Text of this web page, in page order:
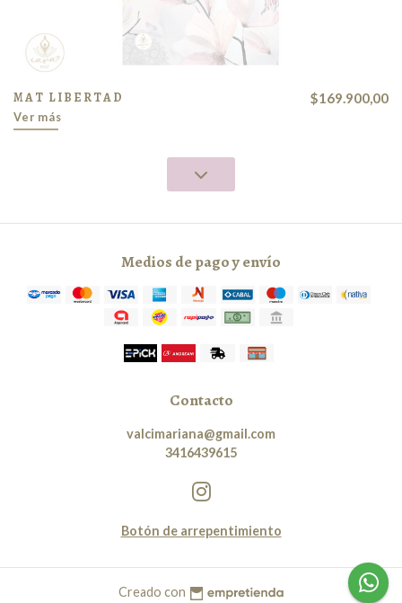
MAT LIBERTAD $169.900,00
Ver más
Medios de pago y envío
Contacto
valcimariana@gmail.com
3416439615
Botón de arrepentimiento
Creado con